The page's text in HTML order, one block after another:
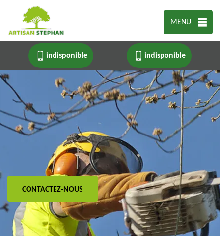
MENU
indisponible indisponible
CONTACTEZ-NOUS